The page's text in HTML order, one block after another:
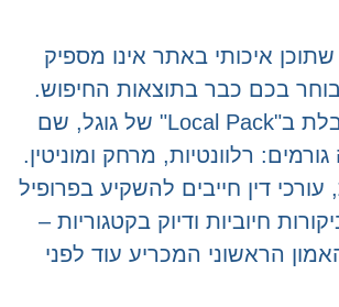
איכותי באתר אינו מספיק
בכם כבר בתוצאות החיפוש.
ההחלטה מתקבלת ב"Local Pack" של גוגל, שם
רלוונטיות, מרחק ומוניטין.
עורכי דין חייבים להשקיע בפרופיל
חיוביות ודיוק בקטגוריות –
הראשוני המכריע עוד לפני